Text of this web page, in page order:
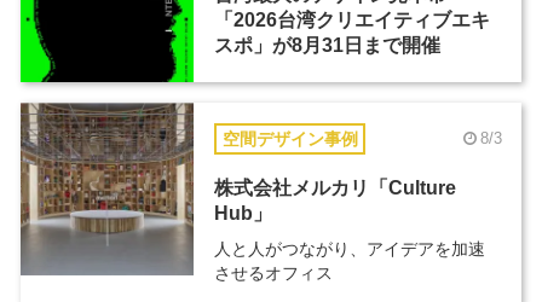
「2026台湾クリエイティブエキ
スポ」が8月31日まで開催
空間デザイン事例 8/3
株式会社メルカリ「Culture
Hub」
人と人がつながり、アイデアを加速
させるオフィス